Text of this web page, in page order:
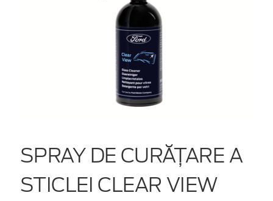
SPRAY DE CURĂȚARE A
STICLEI CLEAR VIEW